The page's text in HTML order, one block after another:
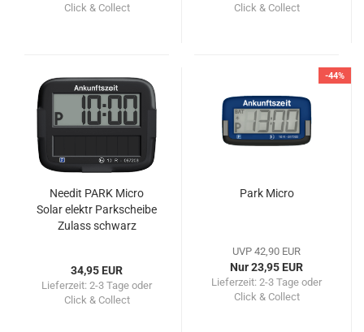
Click & Collect
Click & Collect
Needit PARK Micro
Solar elektr Parkscheibe
Zulass schwarz
34,95 EUR
Lieferzeit: 2-3 Tage oder
Click & Collect
-44%
Park Micro
UVP 42,90 EUR
Nur 23,95 EUR
Lieferzeit: 2-3 Tage oder
Click & Collect